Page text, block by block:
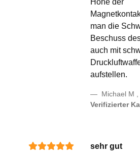
Höhe der
man die
Beschuss
auch mit
aufstellen.
Michael M ,
Verifizierter
sehr gut